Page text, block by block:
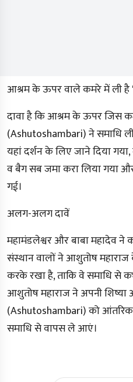
आश्रम के ऊपर वाले कमरे में ली है
दावा है कि आश्रम के ऊपर जिस
(Ashutoshambari) ने समाधि
यहां दर्शन के लिए जाने दिया
व बैग सब जमा करा लिया गया
गई।
अलग-अलग दावें
महामंडलेश्वर और बाबा महादेव ने
संस्थान वालों ने आशुतोष
करके रखा है, ताकि वे समाधि से
आशुतोष महाराज ने अपनी शिष्या
(Ashutoshambari) को
समाधि से वापस ले आएं।